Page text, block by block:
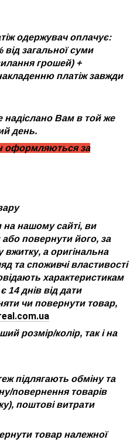
одержувач оплачує:
загальної суми
грошей) +
платіж завжди
надіслано Вам в той же
день.
оформляються за
нашому сайті, ви
повернути його, за
а оригінальна
та споживчі властивості
характеристикам
14 днів від дати
чи повернути товар,
розмір/колір, так і на
підлягають обміну та
повернення товарів
поштові витрати
товар належної